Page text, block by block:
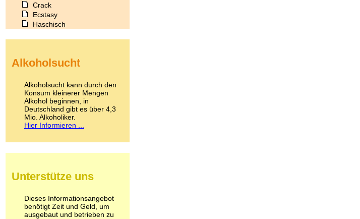
Crack
Ecstasy
Haschisch
Kokain
LSD
Marihuana
Medikamente
Meskalin
Metamphetamin
Methadon
Pilze
Psychopharmaka
Schlafmittel
Schmerzmittel
Alkoholsucht
Alkoholsucht kann durch den
Konsum kleinerer Mengen
Alkohol beginnen, in
Deutschland gibt es über 4,3
Mio. Alkoholiker.
Hier Informieren ...
Unterstütze uns
Dieses Informationsangebot
benötigt Zeit und Geld, um
ausgebaut und betrieben zu